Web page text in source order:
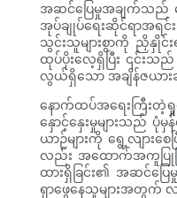
အဆင်ပြေမှုအချက်သည် ထ
အုပ်ချုပ်ရေးဆိုင်ရာအရင်
သွင်းသူများစွာကို ညှိနှိုင်
ထုပ်ပိုးလေ့ရှိပြီး ၎င်းသ
လွယ်ရှိသော အချိန်ဇယား
နောက်ထပ်အရေးကြီးတဲ့
နှောင့်နှေးမှုများသည်
ယာဉ်များကို ရွေ့လျား
လည်း အထောက်အကူပြုပြီး
ထားရှိခြင်း၏ အဆင်ပြ
ရှာဖွေနေသူများအတွက်